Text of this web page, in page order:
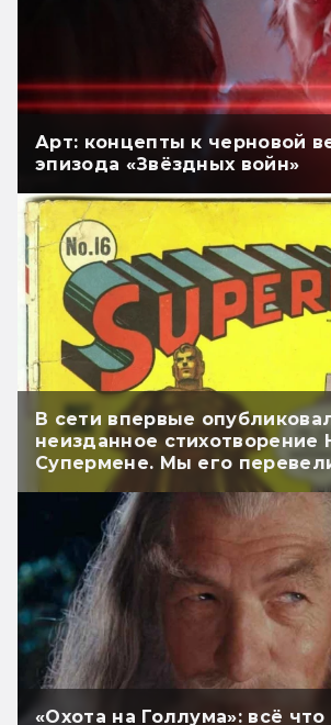
Арт: концепты к черновой
эпизода «Звёздных войн»
В сети впервые
неизданное стихотворение
Супермене. Мы его
«Охота на Голлума»: всё что